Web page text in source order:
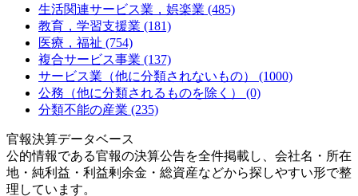
生活関連サービス業，娯楽業 (485)
教育，学習支援業 (181)
医療，福祉 (754)
複合サービス事業 (137)
サービス業（他に分類されないもの） (1000)
公務（他に分類されるものを除く） (0)
分類不能の産業 (235)
官報決算データベース
公的情報である官報の決算公告を全件掲載し、会社名・所在
地・純利益・利益剰余金・総資産などから探しやすい形で整
理しています。